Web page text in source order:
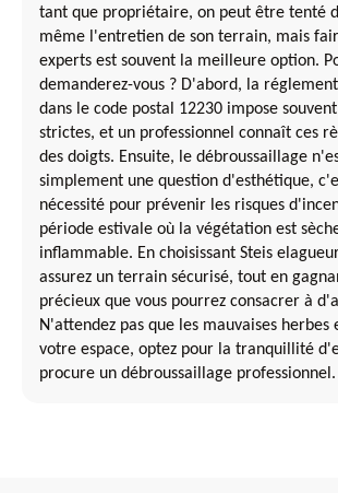
tant que propriétaire, on peut être tenté
même l'entretien de son terrain, mais
experts est souvent la meilleure option.
demanderez-vous ? D'abord, la
dans le code postal 12230 impose
strictes, et un professionnel connaît ces
des doigts. Ensuite, le débroussaillage
simplement une question d'esthétique,
nécessité pour prévenir les risques
période estivale où la végétation est
inflammable. En choisissant Steis
assurez un terrain sécurisé, tout en
précieux que vous pourrez consacrer à
N'attendez pas que les mauvaises herbes
votre espace, optez pour la tranquillité
procure un débroussaillage professionnel.